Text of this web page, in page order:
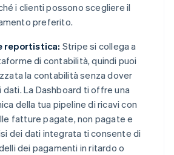
i clienti possono scegliere il
preferito.
reportistica: Stripe si collega a
di contabilità, quindi puoi
la contabilità senza dover
La Dashboard ti offre una
della tua pipeline di ricavi con
fatture pagate, non pagate e
dei dati integrata ti consente di
dei pagamenti in ritardo o